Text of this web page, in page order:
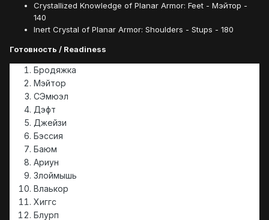
Crystallized Knowledge of Planar Armor: Feet - Мэйтор -
140
Inert Crystal of Planar Armor: Shoulders - Stups - 180
Готовность / Readiness
Бродяжка
Мэйтор
СЭмюэл
Дэфт
Джейзи
Бэссия
Баюм
Ариун
Злоймышь
Влаькор
Хиггс
Блурп